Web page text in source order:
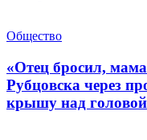
Общество
«Отец бросил,
Рубцовска через
крышу над головой